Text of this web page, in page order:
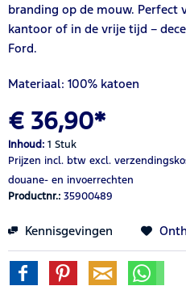
branding op de mouw. Perfect
kantoor of in de vrije tijd –
Ford.
Materiaal: 100% katoen
€ 36,90*
Inhoud: 1 Stuk
Prijzen incl. btw excl.
douane- en invoerrechten
Productnr.: 35900489
Kennisgevingen